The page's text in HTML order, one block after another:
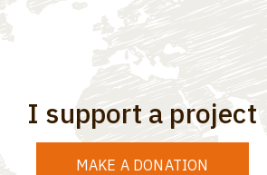
I support a project
MAKE A DONATION